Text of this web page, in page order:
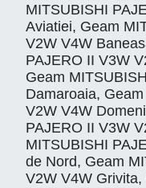
MITSUBISHI
Aviatiei, Geam
V2W V4W
PAJERO II V3W
Geam
Damaroaia,
V2W V4W
PAJERO II V3W
MITSUBISHI
de Nord, Geam
V2W V4W